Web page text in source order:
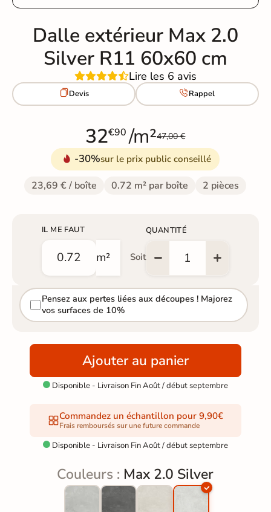
Dalle extérieur Max 2.0
Silver R11 60x60 cm
Lire les 6 avis
Devis Rappel
32€90 /m²47,00 €
-30%sur le prix public conseillé
23,69 € / boîte 0.72 m² par boîte 2 pièces
IL ME FAUT
m² Soit
QUANTITÉ
Pensez aux pertes liées aux découpes ! Majorez
vos surfaces de 10%
Ajouter au panier
 Disponible - Livraison Fin Août / début septembre
Commandez un échantillon pour 9,90€
Frais remboursés sur une future commande
 Disponible - Livraison Fin Août / début septembre
Couleurs : Max 2.0 Silver